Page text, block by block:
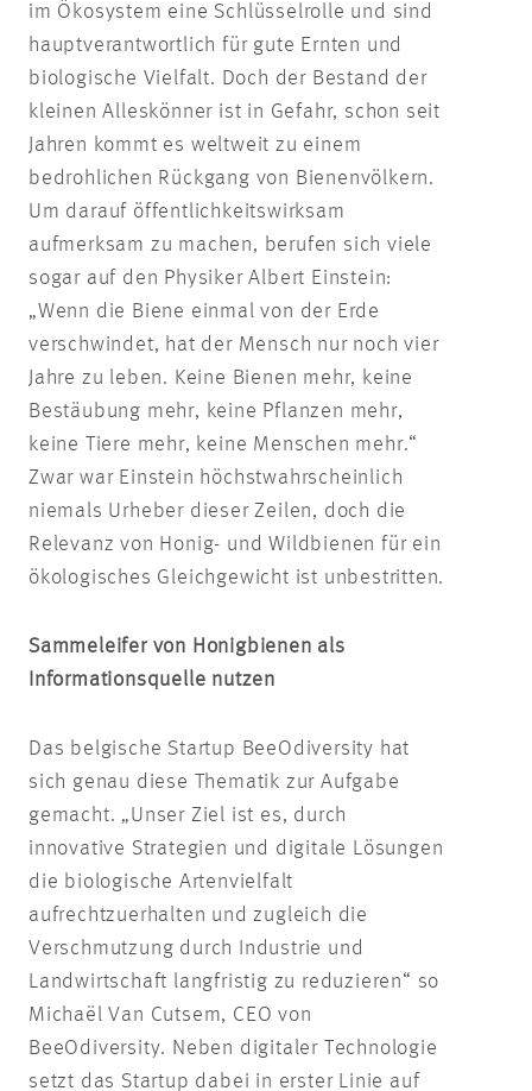
im Ökosystem eine Schlüsselrolle und sind
hauptverantwortlich für gute Ernten und
biologische Vielfalt. Doch der Bestand der
kleinen Alleskönner ist in Gefahr, schon seit
Jahren kommt es weltweit zu einem
bedrohlichen Rückgang von Bienenvölkern.
Um darauf öffentlichkeitswirksam
aufmerksam zu machen, berufen sich viele
sogar auf den Physiker Albert Einstein:
„Wenn die Biene einmal von der Erde
verschwindet, hat der Mensch nur noch vier
Jahre zu leben. Keine Bienen mehr, keine
Bestäubung mehr, keine Pflanzen mehr,
keine Tiere mehr, keine Menschen mehr.“
Zwar war Einstein höchstwahrscheinlich
niemals Urheber dieser Zeilen, doch die
Relevanz von Honig- und Wildbienen für ein
ökologisches Gleichgewicht ist unbestritten.
Sammeleifer von Honigbienen als
Informationsquelle nutzen
Das belgische Startup BeeOdiversity hat
sich genau diese Thematik zur Aufgabe
gemacht. „Unser Ziel ist es, durch
innovative Strategien und digitale Lösungen
die biologische Artenvielfalt
aufrechtzuerhalten und zugleich die
Verschmutzung durch Industrie und
Landwirtschaft langfristig zu reduzieren“ so
Michaël Van Cutsem, CEO von
BeeOdiversity. Neben digitaler Technologie
setzt das Startup dabei in erster Linie auf